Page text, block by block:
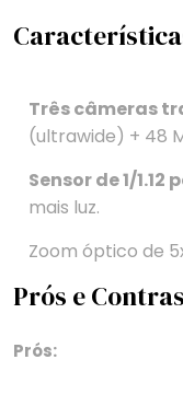
Três câmeras
(ultrawide) + 48
Sensor de 1/
mais luz.
Zoom óptico de
Prós e Contras
Prós: